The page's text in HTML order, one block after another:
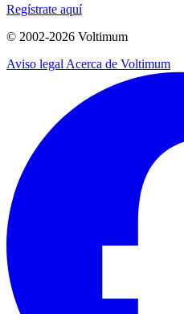
Regístrate aquí
© 2002-2026 Voltimum
Aviso legal Acerca de Voltimum